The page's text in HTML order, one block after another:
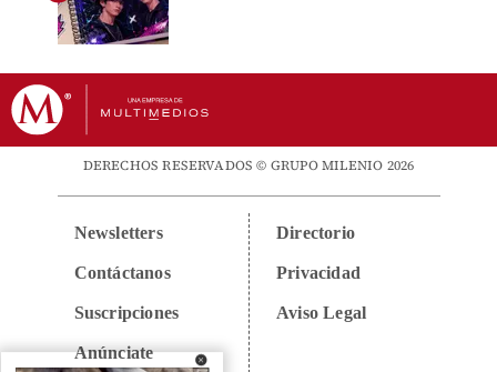
DERECHOS RESERVADOS © GRUPO MILENIO 2026
Newsletters
Contáctanos
Suscripciones
Anúnciate
Directorio
Privacidad
Aviso Legal